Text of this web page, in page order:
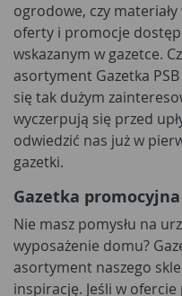
ogrodowe, czy
oferty i promocje
wskazanym w gazetce.
asortyment Gazetka
się tak dużym
wyczerpują się przed
odwiedzić nas już w
gazetki.
Gazetka
Nie masz pomysłu na
wyposażenie domu?
asortyment naszego
inspirację. Jeśli w